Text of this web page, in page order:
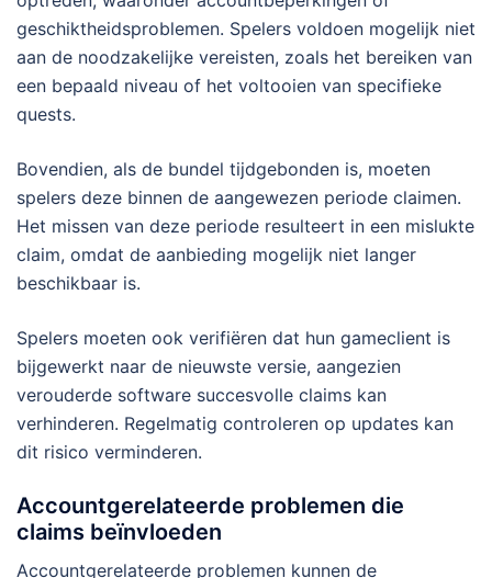
geschiktheidsproblemen. Spelers voldoen mogelijk niet
aan de noodzakelijke vereisten, zoals het bereiken van
een bepaald niveau of het voltooien van specifieke
quests.
Bovendien, als de bundel tijdgebonden is, moeten
spelers deze binnen de aangewezen periode claimen.
Het missen van deze periode resulteert in een mislukte
claim, omdat de aanbieding mogelijk niet langer
beschikbaar is.
Spelers moeten ook verifiëren dat hun gameclient is
bijgewerkt naar de nieuwste versie, aangezien
verouderde software succesvolle claims kan
verhinderen. Regelmatig controleren op updates kan
dit risico verminderen.
Accountgerelateerde problemen die
claims beïnvloeden
Accountgerelateerde problemen kunnen de